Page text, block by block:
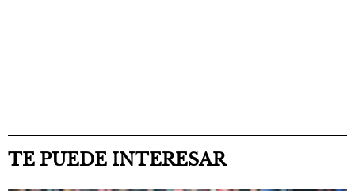
TE PUEDE INTERESAR